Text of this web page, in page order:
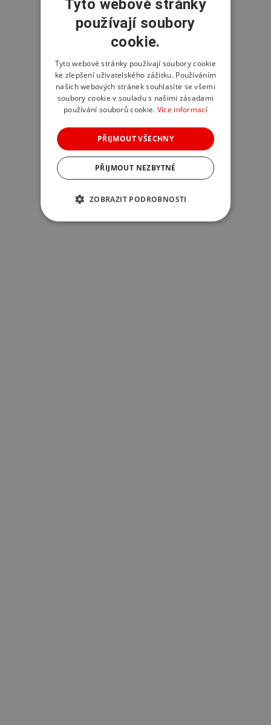
Tyto webové stránky
používají soubory
cookie.
Tyto webové stránky používají soubory cookie
ke zlepšení uživatelského zážitku. Používáním
našich webových stránek souhlasíte se všemi
soubory cookie v souladu s našimi zásadami
používání souborů cookie. Více informací
PŘIJMOUT VŠECHNY
PŘIJMOUT NEZBYTNÉ
ZOBRAZIT PODROBNOSTI